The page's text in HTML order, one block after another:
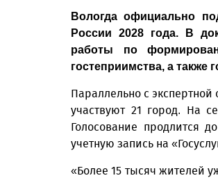
Вологда официально
России 2028 года. В
работы по
гостеприимства, а также
Параллельно с экспертной
участвуют 21 город. На
Голосование продлится
учетную запись на
«Более 15 тысяч жителей